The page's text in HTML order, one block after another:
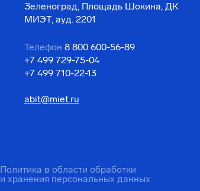
Зеленоград, Площадь Шокина, ДК
МИЭТ, ауд. 2201
Телефон 8 800 600-56-89
+7 499 729-75-04
+7 499 710-22-13
abit@miet.ru
Политика в области обработки
и хранения персональных данных